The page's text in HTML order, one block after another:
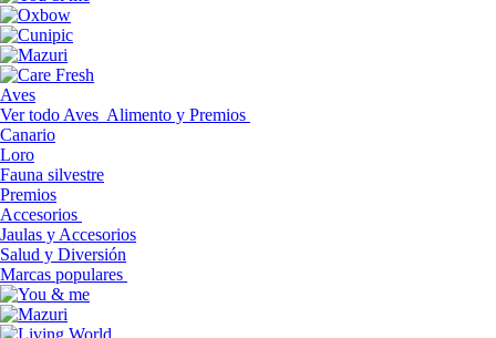
Aves
Ver todo Aves Alimento y Premios
Canario
Loro
Fauna silvestre
Premios
Accesorios
Jaulas y Accesorios
Salud y Diversión
Marcas populares